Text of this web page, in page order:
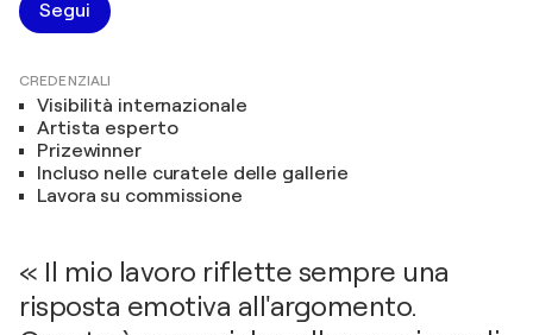
Segui
CREDENZIALI
Visibilità internazionale
Artista esperto
Prizewinner
Incluso nelle curatele delle gallerie
Lavora su commissione
« Il mio lavoro riflette sempre una
risposta emotiva all'argomento.